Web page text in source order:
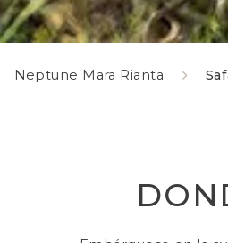
Neptune Mara Rianta